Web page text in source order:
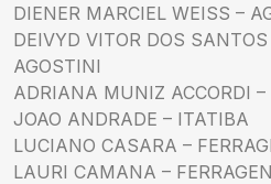
DIENER MARCIEL WEISS –
DEIVYD VITOR DOS
AGOSTINI
ADRIANA MUNIZ ACCORDI –
JOAO ANDRADE – ITATIBA
LUCIANO CASARA –
LAURI CAMANA –